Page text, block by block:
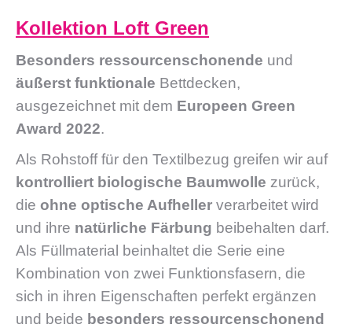
Kollektion Loft Green
Besonders ressourcenschonende und
äußerst funktionale Bettdecken,
ausgezeichnet mit dem Europeen Green
Award 2022.
Als Rohstoff für den Textilbezug greifen wir auf
kontrolliert biologische Baumwolle zurück,
die ohne optische Aufheller verarbeitet wird
und ihre natürliche Färbung beibehalten darf.
Als Füllmaterial beinhaltet die Serie eine
Kombination von zwei Funktionsfasern, die
sich in ihren Eigenschaften perfekt ergänzen
und beide besonders ressourcenschonend